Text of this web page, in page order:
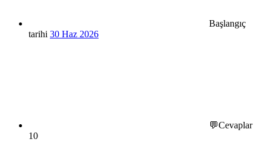
Başlangıç
tarihi 30 Haz 2026
💬Cevaplar
10